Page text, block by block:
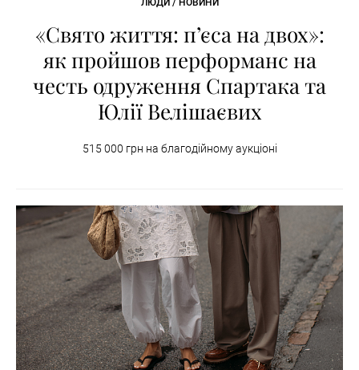
«Свято життя: п’єса на двох»:
як пройшов перформанс на
честь одруження Спартака та
Юлії Велішаєвих
515 000 грн на благодійному аукціоні